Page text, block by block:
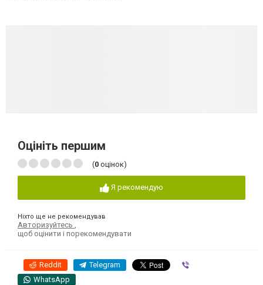
Оцініть першим
(0 оцінок)
Я рекомендую
Ніхто ще не рекомендував
Авторизуйтесь
щоб оцінити і порекомендувати
Reddit Telegram
WhatsApp